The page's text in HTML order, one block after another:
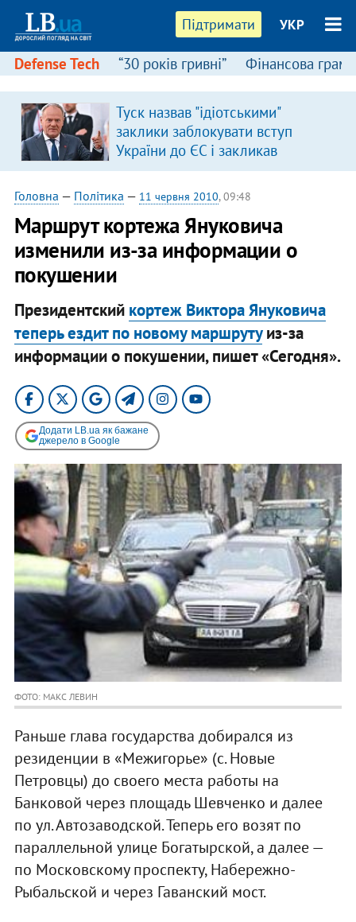
Підтримати УКР
Defense Tech “30 років гривні” Фінансова
Туск назвав "ідіотськими"
заклики заблокувати вступ
України до ЄС і закликав
припинити антиукраїнську
риторику
Головна — Політика — 11 червня 2010, 09:48
Маршрут кортежа Януковича
изменили из-за информации о
покушении
Президентский кортеж Виктора Януковича
теперь ездит по новому маршрутуиз-за
информации о покушении, пишет «Сегодня».
Додати LB.ua як бажане
джерело в Google
ФОТО: МАКС ЛЕВИН
Раньше глава государства добирался из
резиденции в «Межигорье» (с. Новые
Петровцы) до своего места работы на
Банковой через площадь Шевченко и далее
по ул. Автозаводской. Теперь его возят по
параллельной улице Богатырской, а далее —
по Московскому проспекту, Набережно-
Рыбальской и через Гаванский мост.